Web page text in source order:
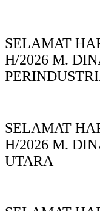
SELAMAT
H/2026 M.
SELAMAT
H/2026 M.
UTARA